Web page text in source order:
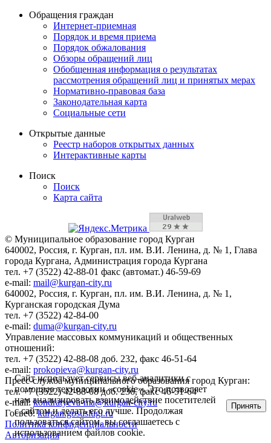
Обращения граждан
Интернет-приемная
Порядок и время приема
Порядок обжалования
Обзоры обращений лиц
Обобщенная информация о результатах
рассмотрения обращений лиц и принятых мерах
Нормативно-правовая база
Законодательная карта
Социальные сети
Открытые данные
Реестр наборов открытых данных
Интерактивные карты
Поиск
Поиск
Карта сайта
© Муниципальное образование город Курган
640002, Россия, г. Курган, пл. им. В.И. Ленина, д. № 1, Глава
города Кургана, Администрация города Кургана
тел. +7 (3522) 42-88-01 факс (автомат.) 46-59-69
e-mail: mail@kurgan-city.ru
640002, Россия, г. Курган, пл. им. В.И. Ленина, д. № 1,
Курганская городская Дума
тел. +7 (3522) 42-84-00
e-mail: duma@kurgan-city.ru
Управление массовых коммуникаций и общественных
отношений:
тел. +7 (3522) 42-88-08 доб. 232, факс 46-51-64
e-mail: prokopieva@kurgan-city.ru
Пресс-служба муниципального образования город Курган:
тел. +7 (3522) 42-88-08 доб. 236, факс 46-51-64
e-mail:kondratyeva-ma@kurgan-city.ru
Госвеб:kurgan.gosuslugi.ru
Политика конфиденциальности
Авторизация
Сайт использует сервисы веб-аналитики с
помощью технологии «cookie». Это позволяет
нам анализировать взаимодействие посетителей
с сайтом и делать его лучше. Продолжая
пользоваться сайтом, вы соглашаетесь с
использованием файлов cookie.
Принять